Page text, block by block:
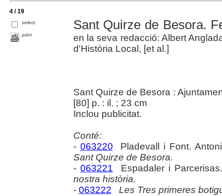
4 / 19
select
print
Sant Quirze de Besora.
en la seva redacció: Albert
d'Història Local, [et al.]
Sant Quirze de Besora :
[80] p. : il. ; 23 cm
Inclou publicitat.
Conté:
- 063220 Pladevall i Font.
Sant Quirze de Besora.
- 063221 Espadaler i
nostra història.
- 063222 Les Tres primeres